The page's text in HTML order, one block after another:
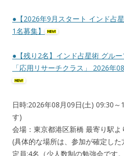
●【2026年9月スタート インド占
1名募集】
●【残り2名】インド占星術 グル
「応用リサーチクラス」 2026年
日時:2026年08月09日(土) 09:30
す)
会場：東京都港区新橋 最寄り駅よ
(具体的な場所は、参加が確定し
定員:4名（少人数制の勉強会です